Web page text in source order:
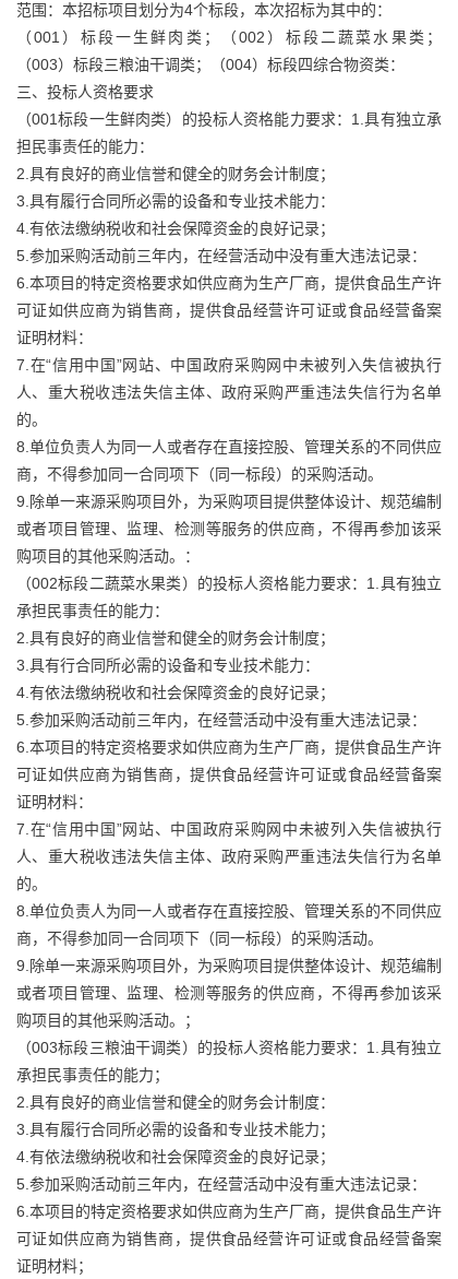
范围：本招标项目划分为4个标段，本次招标为其中的：
（001）标段一生鲜肉类；（002）标段二蔬菜水果类；
（003）标段三粮油干调类；（004）标段四综合物资类：
三、投标人资格要求
（001标段一生鲜肉类）的投标人资格能力要求：1.具有独立承
担民事责任的能力：
2.具有良好的商业信誉和健全的财务会计制度；
3.具有履行合同所必需的设备和专业技术能力：
4.有依法缴纳税收和社会保障资金的良好记录；
5.参加采购活动前三年内，在经营活动中没有重大违法记录：
6.本项目的特定资格要求如供应商为生产厂商，提供食品生产许
可证如供应商为销售商，提供食品经营许可证或食品经营备案
证明材料：
7.在“信用中国”网站、中国政府采购网中未被列入失信被执行
人、重大税收违法失信主体、政府采购严重违法失信行为名单
的。
8.单位负责人为同一人或者存在直接控股、管理关系的不同供应
商，不得参加同一合同项下（同一标段）的采购活动。
9.除单一来源采购项目外，为采购项目提供整体设计、规范编制
或者项目管理、监理、检测等服务的供应商，不得再参加该采
购项目的其他采购活动。：
（002标段二蔬菜水果类）的投标人资格能力要求：1.具有独立
承担民事责任的能力：
2.具有良好的商业信誉和健全的财务会计制度；
3.具有行合同所必需的设备和专业技术能力：
4.有依法缴纳税收和社会保障资金的良好记录；
5.参加采购活动前三年内，在经营活动中没有重大违法记录：
6.本项目的特定资格要求如供应商为生产厂商，提供食品生产许
可证如供应商为销售商，提供食品经营许可证或食品经营备案
证明材料：
7.在“信用中国”网站、中国政府采购网中未被列入失信被执行
人、重大税收违法失信主体、政府采购严重违法失信行为名单
的。
8.单位负责人为同一人或者存在直接控股、管理关系的不同供应
商，不得参加同一合同项下（同一标段）的采购活动。
9.除单一来源采购项目外，为采购项目提供整体设计、规范编制
或者项目管理、监理、检测等服务的供应商，不得再参加该采
购项目的其他采购活动。；
（003标段三粮油干调类）的投标人资格能力要求：1.具有独立
承担民事责任的能力；
2.具有良好的商业信誉和健全的财务会计制度：
3.具有履行合同所必需的设备和专业技术能力；
4.有依法缴纳税收和社会保障资金的良好记录；
5.参加采购活动前三年内，在经营活动中没有重大违法记录：
6.本项目的特定资格要求如供应商为生产厂商，提供食品生产许
可证如供应商为销售商，提供食品经营许可证或食品经营备案
证明材料；